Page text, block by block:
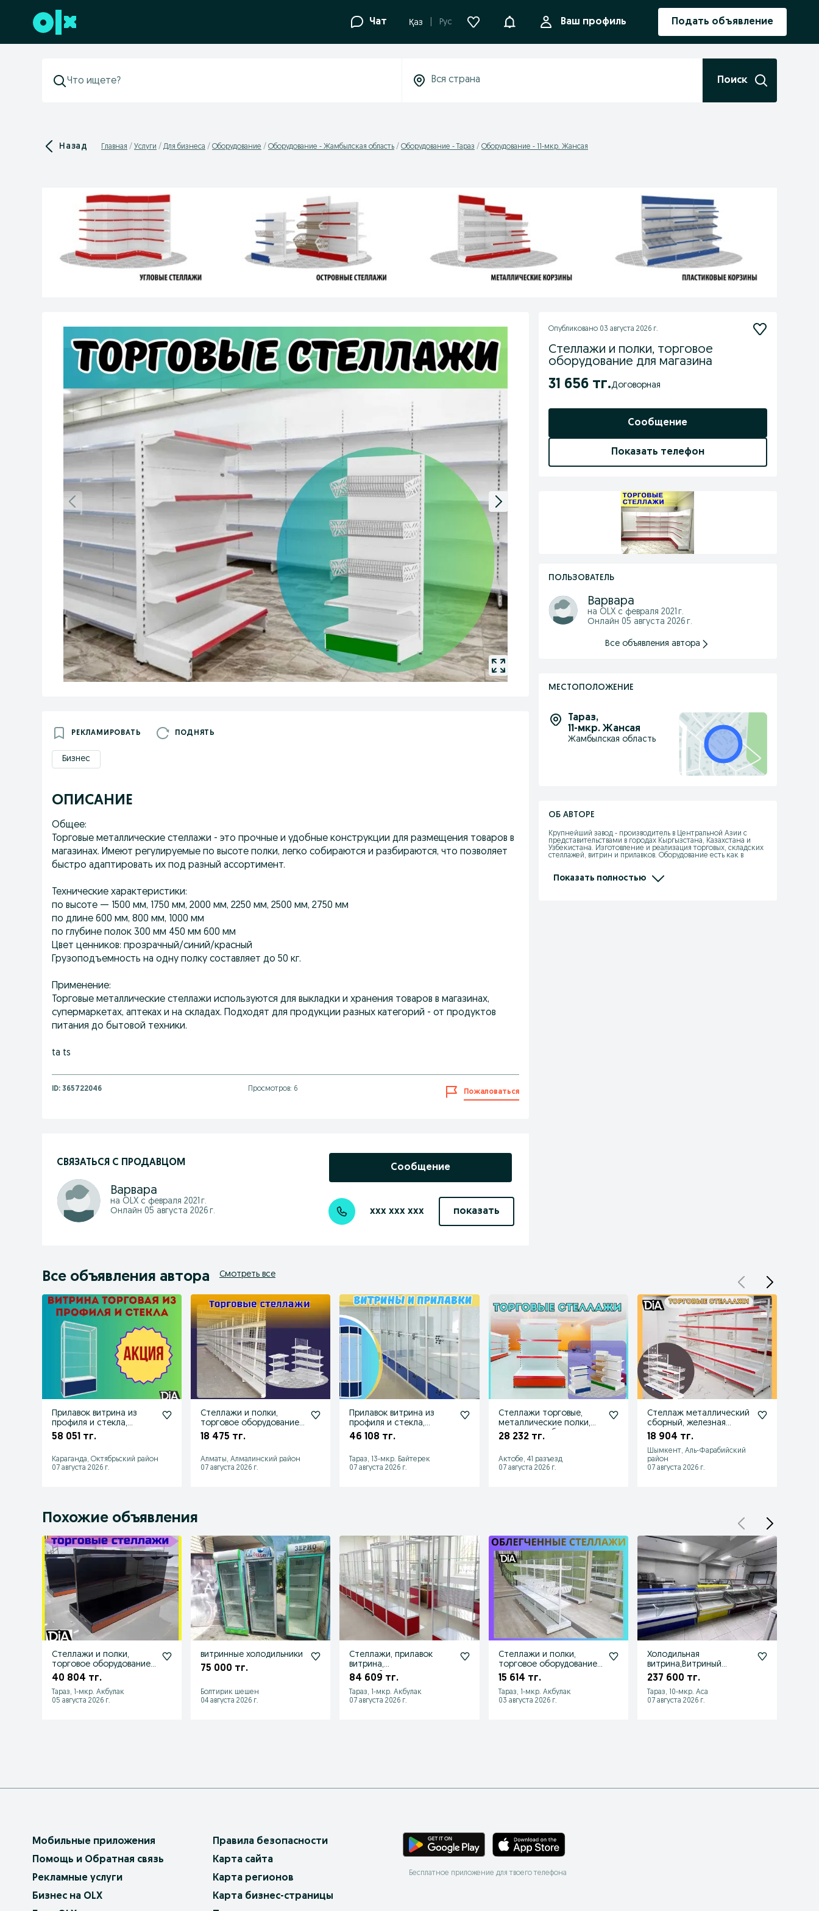
Перейти к нижнему колонтитулу Чат Қаз Рус УведомленияВаш профиль Подать объявление
Поиск
Назад Главная Услуги Для бизнеса Оборудование Оборудование - Жамбылская область Оборудование - Тараз Оборудование - 11-мкр. Жансая
РЕКЛАМИРОВАТЬ ПОДНЯТЬ
Бизнес
ОПИСАНИЕ
Общее:
Торговые металлические стеллажи - это прочные и удобные конструкции для размещения товаров в
магазинах. Имеют регулируемые по высоте полки, легко собираются и разбираются, что позволяет
быстро адаптировать их под разный ассортимент.
Технические характеристики:
по высоте — 1500 мм, 1750 мм, 2000 мм, 2250 мм, 2500 мм, 2750 мм
по длине 600 мм, 800 мм, 1000 мм
по глубине полок 300 мм 450 мм 600 мм
Цвет ценников: прозрачный/синий/красный
Грузоподъемность на одну полку составляет до 50 кг.
Применение:
Торговые металлические стеллажи используются для выкладки и хранения товаров в магазинах,
супермаркетах, аптеках и на складах. Подходят для продукции разных категорий - от продуктов
питания до бытовой техники.
ta ts
ID: 365722046 Просмотров: 6 Пожаловаться
СВЯЗАТЬСЯ С ПРОДАВЦОМ
Варвара
на OLX с февраля 2021 г.
Онлайн 05 августа 2026 г.
Сообщение
xxx xxx xxx показать
Опубликовано 03 августа 2026 г.
Стеллажи и полки, торговое
оборудование для магазина
31 656 тг. Договорная
Сообщение
Показать телефон
ПОЛЬЗОВАТЕЛЬ
Варвара
на OLX с февраля 2021 г.
Онлайн 05 августа 2026 г.
Все объявления автора
МЕСТОПОЛОЖЕНИЕ
Тараз,
11-мкр. Жансая
Жамбылская область
ОБ АВТОРЕ
Крупнейший завод - производитель в Центральной Азии с
представительствами в городах Кыргызстана, Казахстана и
Узбекистана. Изготовление и реализация торговых, складских
стеллажей, витрин и прилавков. Оборудование есть как в
постоянные поставки без задержек.
Показать полностью
Все объявления автора Смотреть все
Прилавок витрина из
профиля и стекла,
торговые витрины для
58 051 тг.
Караганда, Октябрьский район
07 августа 2026 г.
Стеллажи и полки,
торговое оборудование
для магазина
18 475 тг.
Алматы, Алмалинский район
07 августа 2026 г.
Прилавок витрина из
профиля и стекла,
торговые витрины для
46 108 тг.
Тараз, 13-мкр. Байтерек
07 августа 2026 г.
Стеллажи торговые,
металлические полки,
железная мебель
28 232 тг.
Актобе, 41 разъезд
07 августа 2026 г.
Стеллаж металлический
сборный, железная
полка
18 904 тг.
Шымкент, Аль-Фарабийский
район
07 августа 2026 г.
Похожие объявления
Стеллажи и полки,
торговое оборудование
для магазина
40 804 тг.
Тараз, 1-мкр. Акбулак
05 августа 2026 г.
витринные холодильники
75 000 тг.
Болтирик шешен
04 августа 2026 г.
Стеллажи, прилавок
витрина,
дисплей,торговое
84 609 тг.
Тараз, 1-мкр. Акбулак
07 августа 2026 г.
Стеллажи и полки,
торговое оборудование
для магазина.
15 614 тг.
Тараз, 1-мкр. Акбулак
03 августа 2026 г.
Холодильная
витрина,Витриный
холодильник,под
237 600 тг.
Тараз, 10-мкр. Аса
07 августа 2026 г.
Мобильные приложения
Помощь и Обратная связь
Рекламные услуги
Бизнес на OLX
Правила безопасности
Карта сайта
Карта регионов
Карта бизнес-страницы
Бесплатное приложение для твоего телефона